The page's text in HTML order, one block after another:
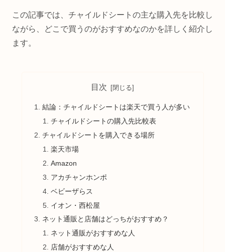
この記事では、チャイルドシートの主な購入先を比較し
ながら、どこで買うのがおすすめなのかを詳しく紹介し
ます。
目次
結論：チャイルドシートは楽天で買う人が多い
チャイルドシートの購入先比較表
チャイルドシートを購入できる場所
楽天市場
Amazon
アカチャンホンポ
ベビーザらス
イオン・西松屋
ネット通販と店舗はどっちがおすすめ？
ネット通販がおすすめな人
店舗がおすすめな人